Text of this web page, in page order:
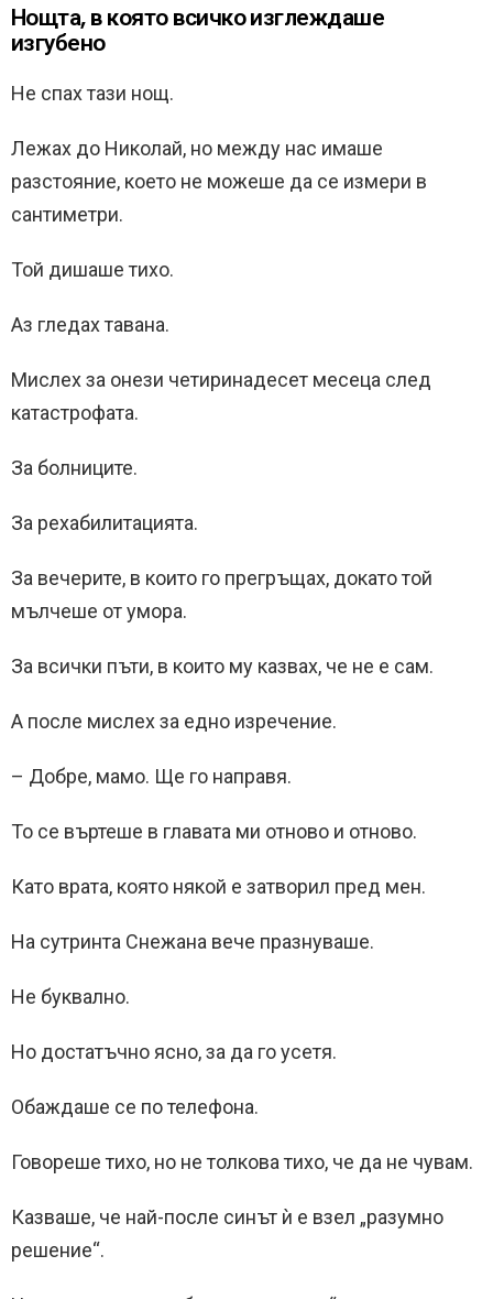
Нощта, в която всичко изглеждаше
изгубено
Не спах тази нощ.
Лежах до Николай, но между нас имаше
разстояние, което не можеше да се измери в
сантиметри.
Той дишаше тихо.
Аз гледах тавана.
Мислех за онези четиринадесет месеца след
катастрофата.
За болниците.
За рехабилитацията.
За вечерите, в които го прегръщах, докато той
мълчеше от умора.
За всички пъти, в които му казвах, че не е сам.
А после мислех за едно изречение.
– Добре, мамо. Ще го направя.
То се въртеше в главата ми отново и отново.
Като врата, която някой е затворил пред мен.
На сутринта Снежана вече празнуваше.
Не буквално.
Но достатъчно ясно, за да го усетя.
Обаждаше се по телефона.
Говореше тихо, но не толкова тихо, че да не чувам.
Казваше, че най-после синът ѝ е взел „разумно
решение“.